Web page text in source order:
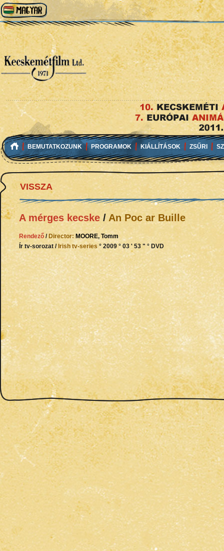
BEMUTATKOZUNK PROGRAMOK KIÁLLÍTÁSOK ZSŰRI
VISSZA
A mérges kecske/ An Poc ar Buille
Rendező / Director: MOORE, Tomm
Ír tv-sorozat / Irish tv-series ° 2009 ° 03 ' 53 " ° DVD